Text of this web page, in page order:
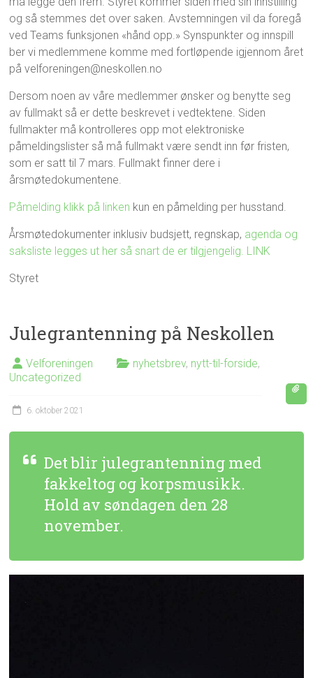
og så stemmes det over saken. Avstemningen vil da foregå
ved Teams funksjonen «hånd opp.» Synspunkter og innspill
ber vi medlemmene komme med fortløpende igjennom året
på velforeningen@neskollen.no
Dersom noen av våre medlemmer ønsker og benytte seg
av fullmakt så er dette beskrevet i vedtektene. Siden
fullmakter må kontrolleres opp mot elektroniske
påmeldingslister så må fullmakt være sendt inn før fristen,
som er satt til 7 mars. Fullmakt finner dere i
årsmøtedokumentene.
Påmelding klikk på linken kun en påmelding per husstand.
Årsmøtedokumenter inklusiv budsjett, regnskap, agenda og
saksliste legges ut her så snart de er tilgjengelig. LINK
Styret
Julegrantenning på Neskollen
Velforeningen nyhetsbrev, nytt-til-forside,
Uncategorized
6. oktober 2021
Det blir julegrantenning med
fakkeltog og korpsmusikk.
Hold av søndagen den 28
november.